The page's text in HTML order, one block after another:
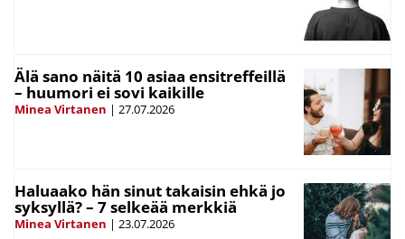
Älä sano näitä 10 asiaa ensitreffeillä
– huumori ei sovi kaikille
Minea Virtanen | 27.07.2026
Haluaako hän sinut takaisin ehkä jo
syksyllä? – 7 selkeää merkkiä
Minea Virtanen | 23.07.2026